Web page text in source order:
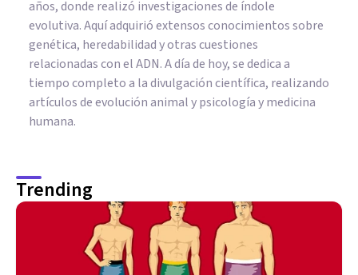
años, donde realizó investigaciones de índole
evolutiva. Aquí adquirió extensos conocimientos sobre
genética, heredabilidad y otras cuestiones
relacionadas con el ADN. A día de hoy, se dedica a
tiempo completo a la divulgación científica, realizando
artículos de evolución animal y psicología y medicina
humana.
Trending